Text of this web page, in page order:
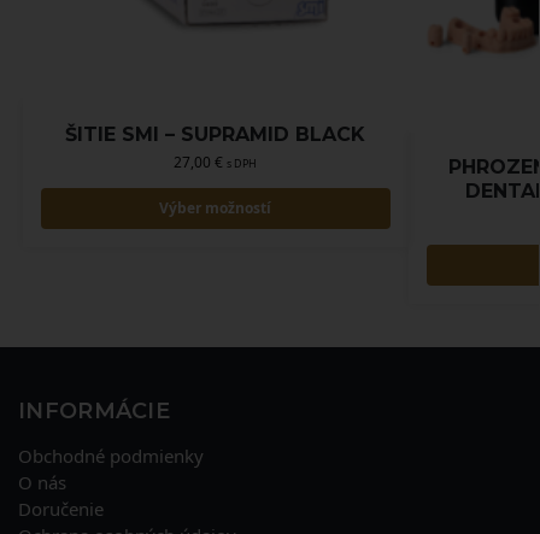
ŠITIE SMI – SUPRAMID BLACK
27,00€ s DPH
Výber možností
INFORMÁCIE
Obchodné podmienky
O nás
Doručenie